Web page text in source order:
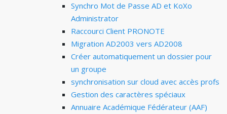
Synchro Mot de Passe AD et KoXo
Administrator
Raccourci Client PRONOTE
Migration AD2003 vers AD2008
Créer automatiquement un dossier pour
un groupe
synchronisation sur cloud avec accès profs
Gestion des caractères spéciaux
Annuaire Académique Fédérateur (AAF)